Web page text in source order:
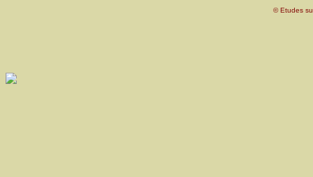
© Etudes